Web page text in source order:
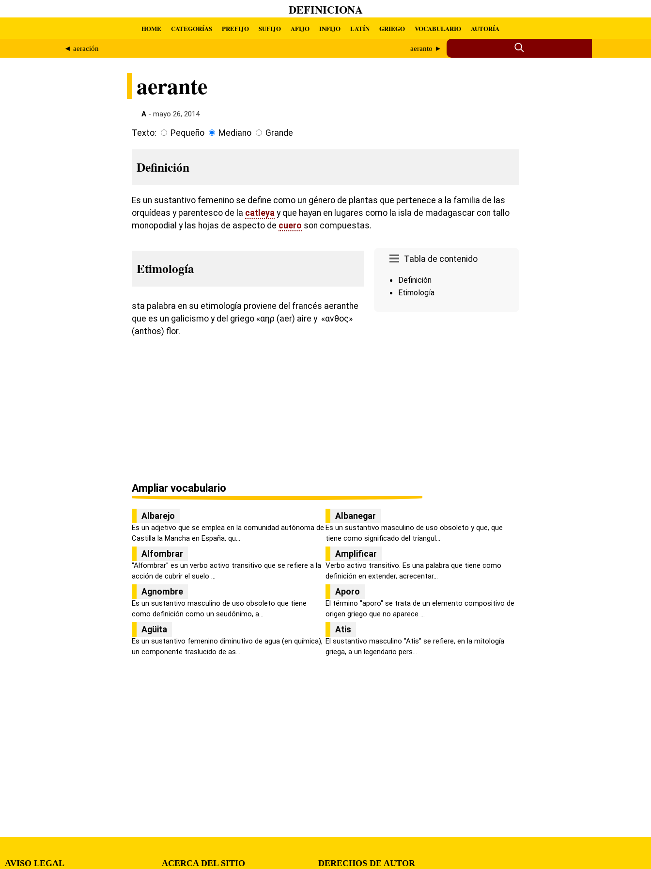
DEFINICIONA
HOME CATEGORÍAS PREFIJO SUFIJO AFIJO INFIJO LATÍN GRIEGO VOCABULARIO AUTORÍA
◄ aeración aeranto ►
aerante
A - mayo 26, 2014
Texto: Pequeño Mediano Grande
Definición
Es un sustantivo femenino se define como un género de plantas que pertenece a la familia de las
orquídeas y parentesco de la catleya y que hayan en lugares como la isla de madagascar con tallo
monopodial y las hojas de aspecto de cuero son compuestas.
Tabla de contenido
Definición
Etimología
Etimología
sta palabra en su etimología proviene del francés aeranthe
que es un galicismo y del griego «αηρ (aer) aire y «ανθος»
(anthos) flor.
Ampliar vocabulario
Albarejo
Es un adjetivo que se emplea en la comunidad autónoma de
Castilla la Mancha en España, qu...
Albanegar
Es un sustantivo masculino de uso obsoleto y que, que
tiene como significado del triangul...
Alfombrar
"Alfombrar" es un verbo activo transitivo que se refiere a la
acción de cubrir el suelo ...
Amplificar
Verbo activo transitivo. Es una palabra que tiene como
definición en extender, acrecentar...
Agnombre
Es un sustantivo masculino de uso obsoleto que tiene
como definición como un seudónimo, a...
Aporo
El término "aporo" se trata de un elemento compositivo de
origen griego que no aparece ...
Agüita
Es un sustantivo femenino diminutivo de agua (en química),
un componente traslucido de as...
Atis
El sustantivo masculino "Atis" se refiere, en la mitología
griega, a un legendario pers...
AVISO LEGAL ACERCA DEL SITIO DERECHOS DE AUTOR